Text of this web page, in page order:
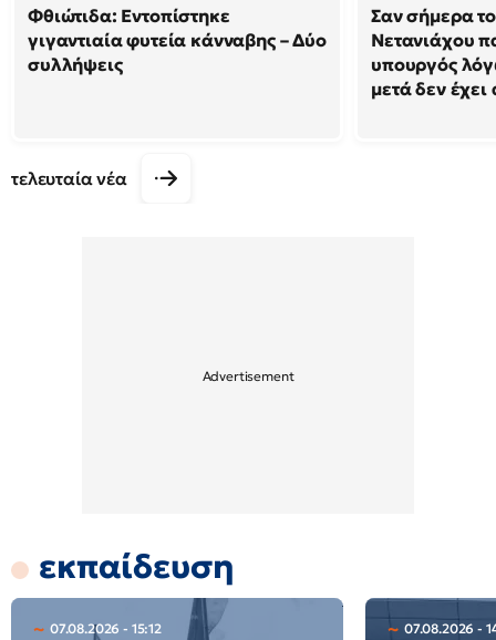
Φθιώτιδα: Εντοπίστηκε
γιγαντιαία φυτεία κάνναβης – Δύο
συλλήψεις
Σαν σήμερα
Νετανιάχου
υπουργός
μετά δεν έχει
τελευταία νέα
εκπαίδευση
07.08.2026 - 15:12 07.08.2026 -